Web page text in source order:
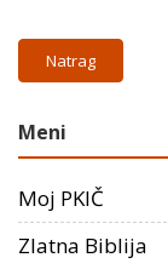
Natrag
Meni
Moj PKIČ
Zlatna Biblija